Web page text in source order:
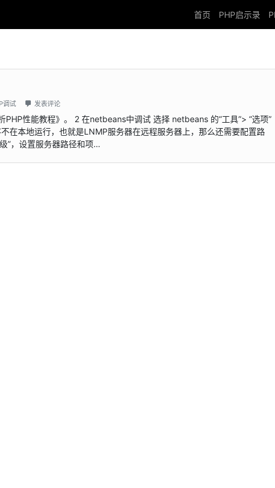
首页 PHP启示录
调试 发表评论
性能教程》。 2 在netbeans中调试 选择 netbeans 的“工具”> “选项”
在本地运行，也就是LNMP服务器在远程服务器上，那么还需要配置路
”，设置服务器路径和项…